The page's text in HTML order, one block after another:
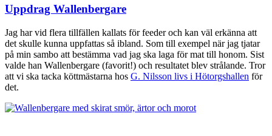
Uppdrag Wallenbergare
Jag har vid flera tillfällen kallats för feeder och kan väl erkänna att
det skulle kunna uppfattas så ibland. Som till exempel när jag tjatar
på min sambo att bestämma vad jag ska laga för mat till honom. Sist
valde han Wallenbergare (favorit!) och resultatet blev strålande. Tror
att vi ska tacka köttmästarna hos G. Nilsson livs i Hötorgshallen för
det.